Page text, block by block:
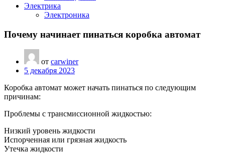
Электрика
Электроника
Почему начинает пинаться коробка автомат
от carwiner
5 декабря 2023
Коробка автомат может начать пинаться по следующим
причинам:
Проблемы с трансмиссионной жидкостью:
Низкий уровень жидкости
Испорченная или грязная жидкость
Утечка жидкости